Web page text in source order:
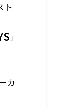
ト
」
カ